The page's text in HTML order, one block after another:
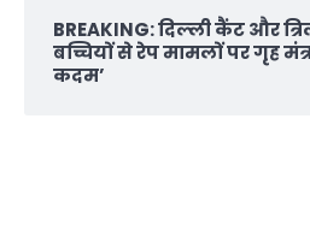
BREAKING: दिल्‍ली कैंट और
बच्चियों से रेप मामलों पर गृह
कदम’